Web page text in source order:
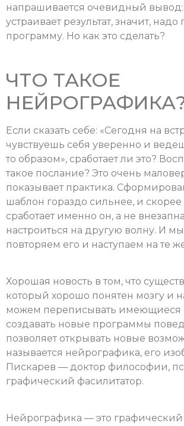
напрашивается очевидный
устраивает результат, значит,
программу. Но как это сделать?
ЧТО ТАКОЕ
Если сказать себе: «Сегодня на
чувствуешь себя уверенно и
то образом», сработает ли это?
такое послание? Это очень
показывает практика.
шаблон гораздо сильнее, и скорее
сработает именно он, а не
настроиться на другую волну. И
повторяем его и наступаем на те
Хорошая новость в том, что
который хорошо понятен мозгу и
можем переписывать имеющиеся
создавать новые программы
позволяет открывать новые
называется нейрографика, его
Пискарев — доктор философии,
графический фасилитатор.
Нейрографика — это